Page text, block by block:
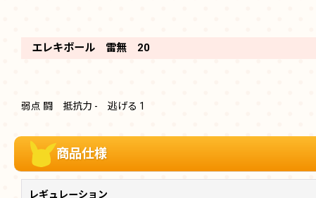
エレキボール 雷無 20
弱点 闘 抵抗力 - 逃げる 1
商品仕様
レギュレーション